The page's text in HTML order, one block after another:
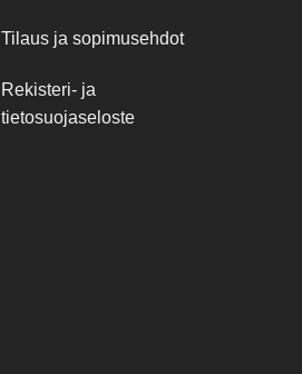
Tilaus ja sopimusehdot
Rekisteri- ja
tietosuojaseloste